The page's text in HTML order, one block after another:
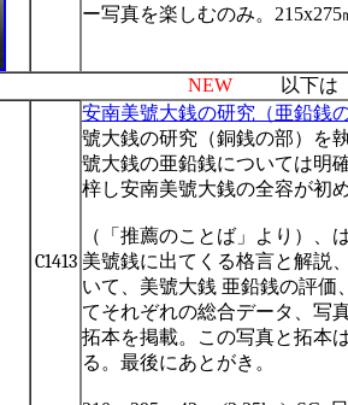
ー写真を楽しむのみ。 215x275
NEW 以下
C1413
安南美號大銭の研究（亜鉛銭
號大銭の研究（銅銭の部）を
號大銭の亜鉛銭については明
梓し安南美號大銭の全容が初
（「推薦のことば」より）
美號銭に出てくる格言と解説
いて、美號大銭 亜鉛銭の評価
てそれぞれの総合データ、写
拓本を掲載。この写真と拓本
る。最後にあとがき。